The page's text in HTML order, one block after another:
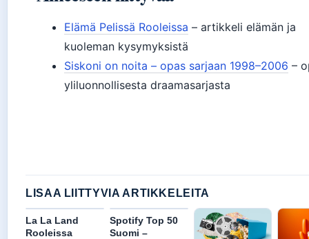
Elämä Pelissä Rooleissa – artikkeli elämän ja
kuoleman kysymyksistä
Siskoni on noita – opas sarjaan 1998–2006 –
yliluonnollisesta draamasarjasta
LISAA LIITTYVIA ARTIKKELEITA
La La Land
Rooleissa
Spotify Top 50
Suomi –